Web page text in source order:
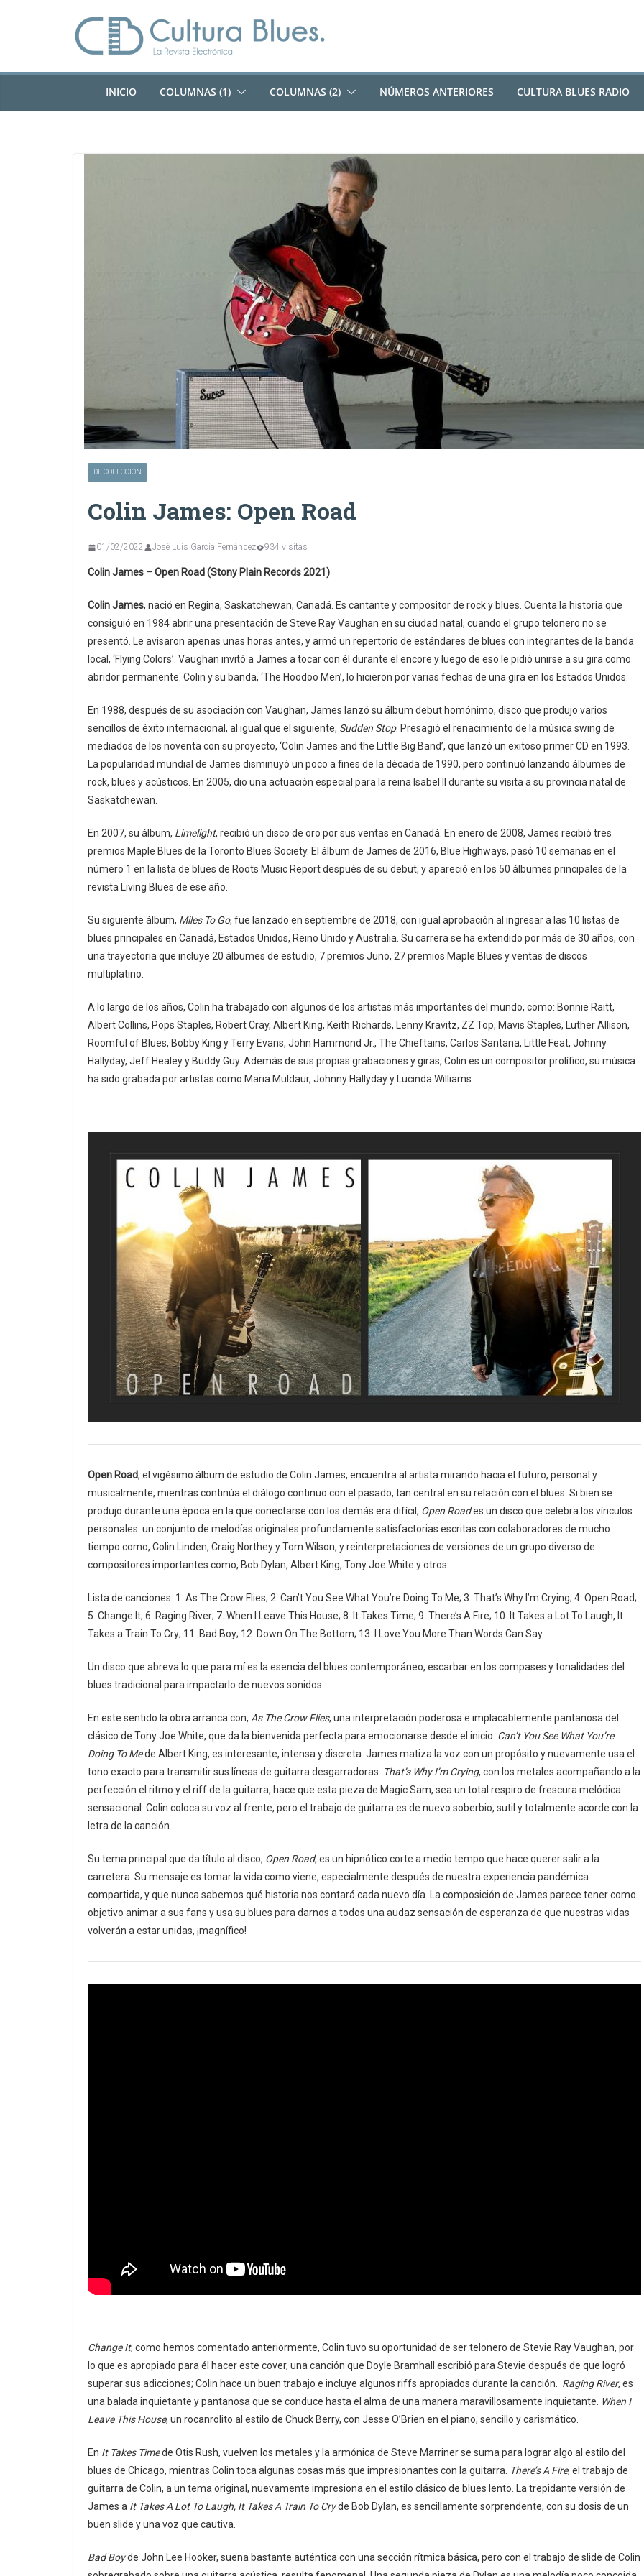
INICIO COLUMNAS (1) COLUMNAS (2) NÚMEROS ANTERIORES CULTURA BLUES RADIO
DE COLECCIÓN
Colin James: Open Road
01/02/2022 José Luis García Fernández 934 visitas
Colin James – Open Road (Stony Plain Records 2021)
Colin James, nació en Regina, Saskatchewan, Canadá. Es cantante y compositor de rock y blues. Cuenta la historia que
consiguió en 1984 abrir una presentación de Steve Ray Vaughan en su ciudad natal, cuando el grupo telonero no se
presentó. Le avisaron apenas unas horas antes, y armó un repertorio de estándares de blues con integrantes de la banda
local, ‘Flying Colors’. Vaughan invitó a James a tocar con él durante el encore y luego de eso le pidió unirse a su gira como
abridor permanente. Colin y su banda, ‘The Hoodoo Men’, lo hicieron por varias fechas de una gira en los Estados Unidos.
En 1988, después de su asociación con Vaughan, James lanzó su álbum debut homónimo, disco que produjo varios
sencillos de éxito internacional, al igual que el siguiente, Sudden Stop. Presagió el renacimiento de la música swing de
mediados de los noventa con su proyecto, ‘Colin James and the Little Big Band’, que lanzó un exitoso primer CD en 1993.
La popularidad mundial de James disminuyó un poco a fines de la década de 1990, pero continuó lanzando álbumes de
rock, blues y acústicos. En 2005, dio una actuación especial para la reina Isabel II durante su visita a su provincia natal de
Saskatchewan.
En 2007, su álbum, Limelight, recibió un disco de oro por sus ventas en Canadá. En enero de 2008, James recibió tres
premios Maple Blues de la Toronto Blues Society. El álbum de James de 2016, Blue Highways, pasó 10 semanas en el
número 1 en la lista de blues de Roots Music Report después de su debut, y apareció en los 50 álbumes principales de la
revista Living Blues de ese año.
Su siguiente álbum, Miles To Go, fue lanzado en septiembre de 2018, con igual aprobación al ingresar a las 10 listas de
blues principales en Canadá, Estados Unidos, Reino Unido y Australia. Su carrera se ha extendido por más de 30 años, con
una trayectoria que incluye 20 álbumes de estudio, 7 premios Juno, 27 premios Maple Blues y ventas de discos
multiplatino.
A lo largo de los años, Colin ha trabajado con algunos de los artistas más importantes del mundo, como: Bonnie Raitt,
Albert Collins, Pops Staples, Robert Cray, Albert King, Keith Richards, Lenny Kravitz, ZZ Top, Mavis Staples, Luther Allison,
Roomful of Blues, Bobby King y Terry Evans, John Hammond Jr., The Chieftains, Carlos Santana, Little Feat, Johnny
Hallyday, Jeff Healey y Buddy Guy. Además de sus propias grabaciones y giras, Colin es un compositor prolífico, su música
ha sido grabada por artistas como Maria Muldaur, Johnny Hallyday y Lucinda Williams.
Open Road, el vigésimo álbum de estudio de Colin James, encuentra al artista mirando hacia el futuro, personal y
musicalmente, mientras continúa el diálogo continuo con el pasado, tan central en su relación con el blues. Si bien se
produjo durante una época en la que conectarse con los demás era difícil, Open Roades un disco que celebra los vínculos
personales: un conjunto de melodías originales profundamente satisfactorias escritas con colaboradores de mucho
tiempo como, Colin Linden, Craig Northey y Tom Wilson, y reinterpretaciones de versiones de un grupo diverso de
compositores importantes como, Bob Dylan, Albert King, Tony Joe White y otros.
Lista de canciones: 1. As The Crow Flies; 2. Can’t You See What You’re Doing To Me; 3. That’s Why I’m Crying; 4. Open Road;
5. Change It; 6. Raging River; 7. When I Leave This House; 8. It Takes Time; 9. There’s A Fire; 10. It Takes a Lot To Laugh, It
Takes a Train To Cry; 11. Bad Boy; 12. Down On The Bottom; 13. I Love You More Than Words Can Say.
Un disco que abreva lo que para mí es la esencia del blues contemporáneo, escarbar en los compases y tonalidades del
blues tradicional para impactarlo de nuevos sonidos.
En este sentido la obra arranca con, As The Crow Flies, una interpretación poderosa e implacablemente pantanosa del
clásico de Tony Joe White, que da la bienvenida perfecta para emocionarse desde el inicio. Can’t You See What You’re
Doing To Mede Albert King, es interesante, intensa y discreta. James matiza la voz con un propósito y nuevamente usa el
tono exacto para transmitir sus líneas de guitarra desgarradoras. That’s Why I’m Crying, con los metales acompañando a la
perfección el ritmo y el riff de la guitarra, hace que esta pieza de Magic Sam, sea un total respiro de frescura melódica
sensacional. Colin coloca su voz al frente, pero el trabajo de guitarra es de nuevo soberbio, sutil y totalmente acorde con la
letra de la canción.
Su tema principal que da título al disco, Open Road, es un hipnótico corte a medio tempo que hace querer salir a la
carretera. Su mensaje es tomar la vida como viene, especialmente después de nuestra experiencia pandémica
compartida, y que nunca sabemos qué historia nos contará cada nuevo día. La composición de James parece tener como
objetivo animar a sus fans y usa su blues para darnos a todos una audaz sensación de esperanza de que nuestras vidas
volverán a estar unidas, ¡magnífico!
Change It, como hemos comentado anteriormente, Colin tuvo su oportunidad de ser telonero de Stevie Ray Vaughan, por
lo que es apropiado para él hacer este cover, una canción que Doyle Bramhall escribió para Stevie después de que logró
superar sus adicciones; Colin hace un buen trabajo e incluye algunos riffs apropiados durante la canción. Raging River, es
una balada inquietante y pantanosa que se conduce hasta el alma de una manera maravillosamente inquietante. When I
Leave This House, un rocanrolito al estilo de Chuck Berry, con Jesse O’Brien en el piano, sencillo y carismático.
En It Takes Timede Otis Rush, vuelven los metales y la armónica de Steve Marriner se suma para lograr algo al estilo del
blues de Chicago, mientras Colin toca algunas cosas más que impresionantes con la guitarra. There’s A Fire, el trabajo de
guitarra de Colin, a un tema original, nuevamente impresiona en el estilo clásico de blues lento. La trepidante versión de
James a It Takes A Lot To Laugh, It Takes A Train To Cryde Bob Dylan, es sencillamente sorprendente, con su dosis de un
buen slide y una voz que cautiva.
Bad Boyde John Lee Hooker, suena bastante auténtica con una sección rítmica básica, pero con el trabajo de slide de Colin